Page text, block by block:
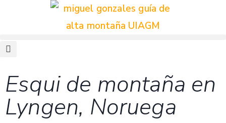
Esqui de montaña en
Lyngen, Noruega